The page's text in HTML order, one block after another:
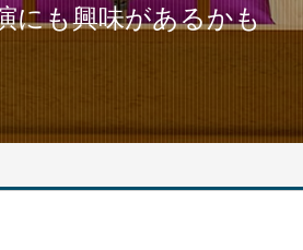
にも興味があるかも